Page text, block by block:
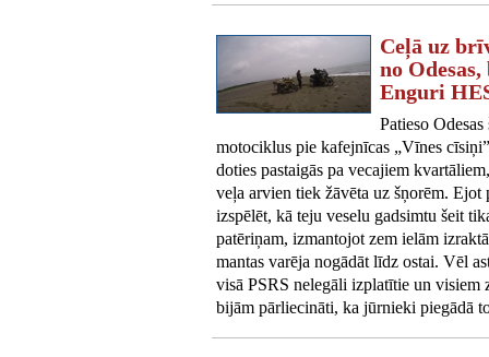
Ceļā uz
no
Enguri
Patieso
motociklus pie kafejnīcas „Vīnes
doties pastaigās pa vecajiem
veļa arvien tiek žāvēta uz šņorēm.
izspēlēt, kā teju veselu gadsimtu šeit
patēriņam, izmantojot zem ielām
mantas varēja nogādāt līdz ostai. Vēl
visā PSRS nelegāli izplatītie un
bijām pārliecināti, ka jūrnieki piegādā